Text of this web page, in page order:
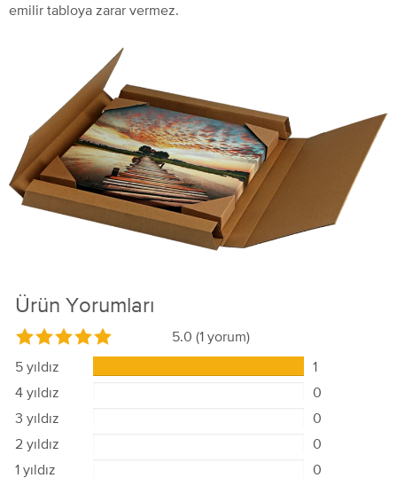
emilir tabloya zarar vermez.
Ürün Yorumları
5.0 (1 yorum)
5 yıldız
1
4 yıldız
0
3 yıldız
0
2 yıldız
0
1 yıldız
0